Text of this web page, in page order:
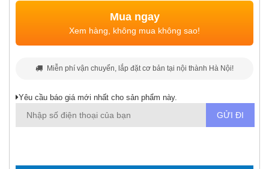
Mua ngay
Xem hàng, không mua không sao!
Miễn phí vận chuyển, lắp đặt cơ bản tại nội thành Hà Nội!
Yêu cầu báo giá mới nhất cho sản phẩm này.